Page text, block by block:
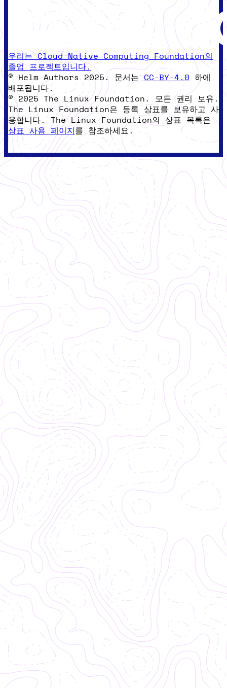
우리는 Cloud Native Computing Foundation의
졸업 프로젝트입니다.
© Helm Authors 2025. 문서는 CC-BY-4.0 하에
배포됩니다.
© 2025 The Linux Foundation. 모든 권리 보유.
The Linux Foundation은 등록 상표를 보유하고 사
용합니다. The Linux Foundation의 상표 목록은
상표 사용 페이지를 참조하세요.